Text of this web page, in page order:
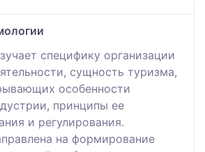
специфику организации
сущность туризма,
особенности
принципы ее
и регулирования.
на формирование